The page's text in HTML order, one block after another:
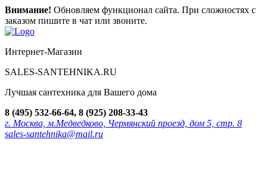
Внимание! Обновляем функционал сайта. При сложностях с
заказом пишите в чат или звоните.
Интернет-Магазин
SALES-SANTEHNIKA.RU
Лучшая сантехника для Вашего дома
8 (495) 532-66-64, 8 (925) 208-33-43
г. Москва, м.Медведково, Чермянский проезд, дом 5, стр. 8
sales-santehnika@mail.ru